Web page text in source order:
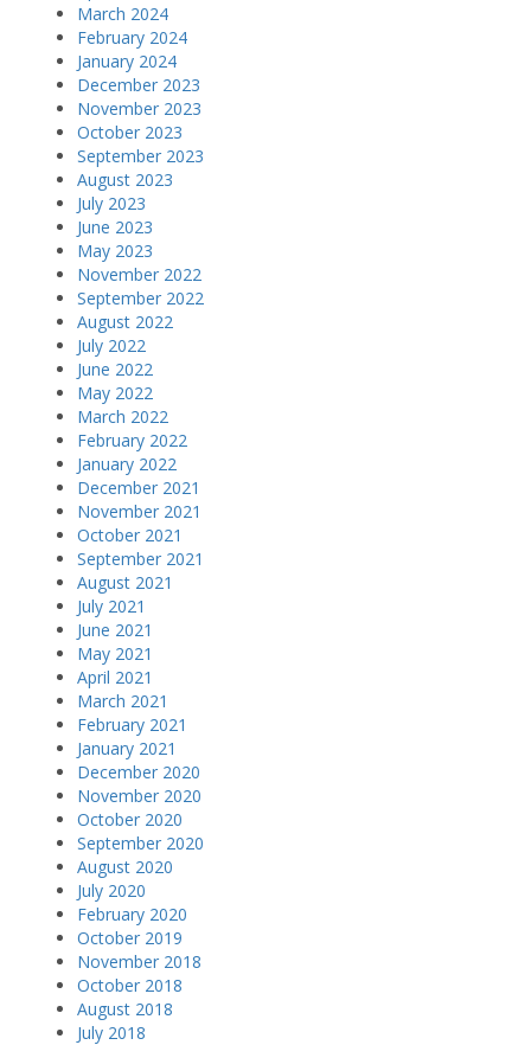
March 2024
February 2024
January 2024
December 2023
November 2023
October 2023
September 2023
August 2023
July 2023
June 2023
May 2023
November 2022
September 2022
August 2022
July 2022
June 2022
May 2022
March 2022
February 2022
January 2022
December 2021
November 2021
October 2021
September 2021
August 2021
July 2021
June 2021
May 2021
April 2021
March 2021
February 2021
January 2021
December 2020
November 2020
October 2020
September 2020
August 2020
July 2020
February 2020
October 2019
November 2018
October 2018
August 2018
July 2018